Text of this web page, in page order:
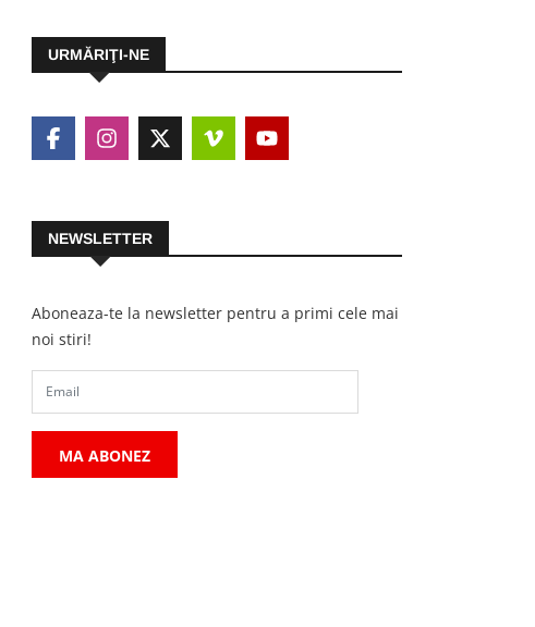
URMĂRIŢI-NE
NEWSLETTER
Aboneaza-te la newsletter pentru a primi cele mai
noi stiri!
MA ABONEZ